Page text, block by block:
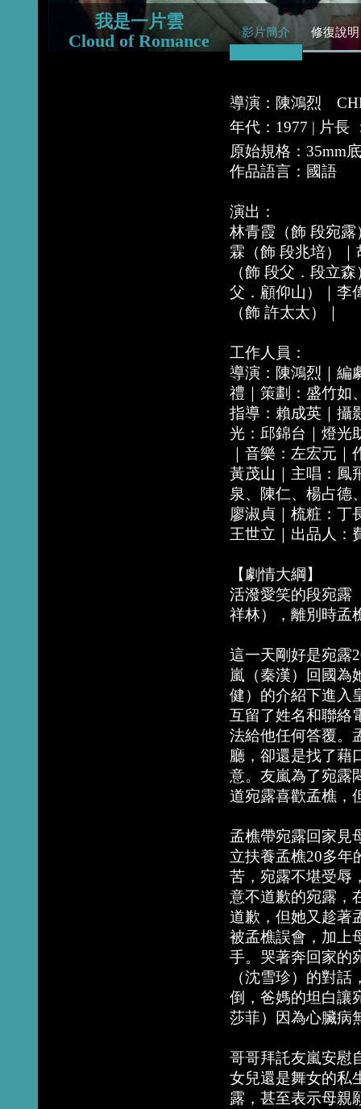
我是一片雲
Cloud of Romance
影片簡介 修復說明
導演：陳鴻烈
年代：1977 | 片長
原始規格：35mm
作品語言：國語
演出：
林青霞（飾 段宛
霖（飾 段兆培）
（飾 段父．段立
父．顧仰山）｜李
（飾 許太太）｜
工作人員：
導演：陳鴻烈｜編
禮｜策劃：盛竹如
指導：賴成英｜攝
光：邱錦台｜燈光
｜音樂：左宏元
黃茂山｜主唱：鳳
泉、陳仁、楊占德
廖淑貞｜梳粧：丁
王世立｜出品人：
【劇情大綱】
活潑愛笑的段宛露
祥林），離別時孟
這一天剛好是宛露
嵐（秦漢）回國為
健）的介紹下進入
互留了姓名和聯絡
法給他任何答覆。
廳，卻還是找了藉
意。友嵐為了宛露
道宛露喜歡孟樵，
孟樵帶宛露回家見
立扶養孟樵20多年
苦，宛露不堪受辱
意不道歉的宛露，
道歉，但她又趁著
被孟樵誤會，加上
手。哭著奔回家的
（沈雪珍）的對
倒，爸媽的坦白讓
莎菲）因為心臟病
哥哥拜託友嵐安慰
女兒還是舞女的私
露，甚至表示母親